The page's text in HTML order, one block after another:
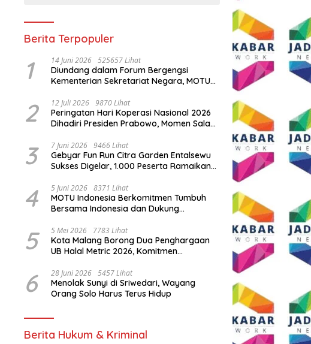
Berita Terpopuler
1 14 Juni 2026 525657 Lihat
Diundang dalam Forum Bergengsi
Kementerian Sekretariat Negara, MOTU
Indonesia
2 12 Juli 2026 9870 Lihat
Peringatan Hari Koperasi Nasional 2026
Dihadiri Presiden Prabowo, Momen Salam
3 7 Juni 2026 9466 Lihat
Gebyar Fun Run Citra Garden Entalsewu
Sukses Digelar, 1.000 Peserta Ramaikan
4 5 Juni 2026 8371 Lihat
MOTU Indonesia Berkomitmen Tumbuh
Bersama Indonesia dan Dukung
5 5 Mei 2026 7783 Lihat
Kota Malang Borong Dua Penghargaan
UB Halal Metric 2026, Komitmen
6 28 Juni 2026 5457 Lihat
Menolak Sunyi di Sriwedari, Wayang
Orang Solo Harus Terus Hidup
Berita Hukum & Kriminal